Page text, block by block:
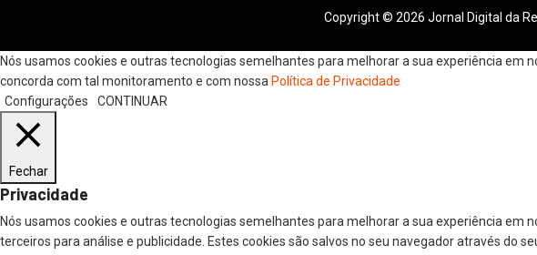
Copyright © 2026 Jornal Digital da
Nós usamos cookies e outras tecnologias semelhantes para melhorar a sua experiência
concorda com tal monitoramento e com nossa Política de Privacidade
Configurações
CONTINUAR
Fechar
Privacidade
Nós usamos cookies e outras tecnologias semelhantes para melhorar a sua experiência
terceiros para análise e publicidade. Estes cookies são salvos no seu navegador através do